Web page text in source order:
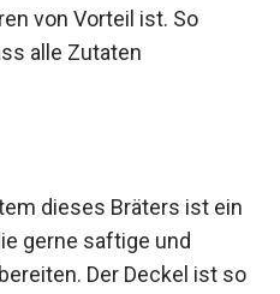
von Vorteil ist. So
alle Zutaten
dieses Bräters ist ein
gerne saftige und
Der Deckel ist so